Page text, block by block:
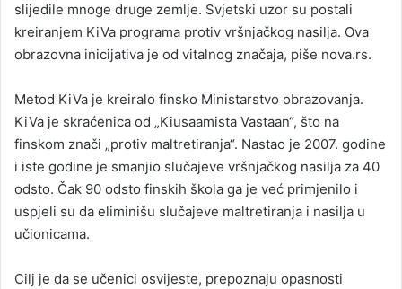
slijedile mnoge druge zemlje. Svjetski uzor su postali
kreiranjem KiVa programa protiv vršnjačkog nasilja. Ova
obrazovna inicijativa je od vitalnog značaja, piše nova.rs.
Metod KiVa je kreiralo finsko Ministarstvo obrazovanja.
KiVa je skraćenica od „Kiusaamista Vastaan“, što na
finskom znači „protiv maltretiranja“. Nastao je 2007. godine
i iste godine je smanjio slučajeve vršnjačkog nasilja za 40
odsto. Čak 90 odsto finskih škola ga je već primjenilo i
uspjeli su da eliminišu slučajeve maltretiranja i nasilja u
učionicama.
Cilj je da se učenici osvijeste, prepoznaju opasnosti